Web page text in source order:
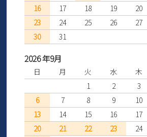
16
17 18 19 20
23
24 25 26 27
30
31
2026 年9月
日 月 火 水 木
1
2 3
6
7 8 9 10
13
14 15 16 17
20
21 22 23 24